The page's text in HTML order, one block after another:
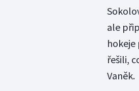
ale
řešili,
Vaněk.